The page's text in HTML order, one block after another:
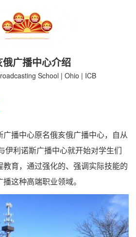
俄广播中心介绍
School | Ohio | ICB
播中心原名俄亥俄广播中心，自从
伊利诺斯广播中心就开始对学生们
育，通过强化的、强调实际技能的
这种高端职业领域。